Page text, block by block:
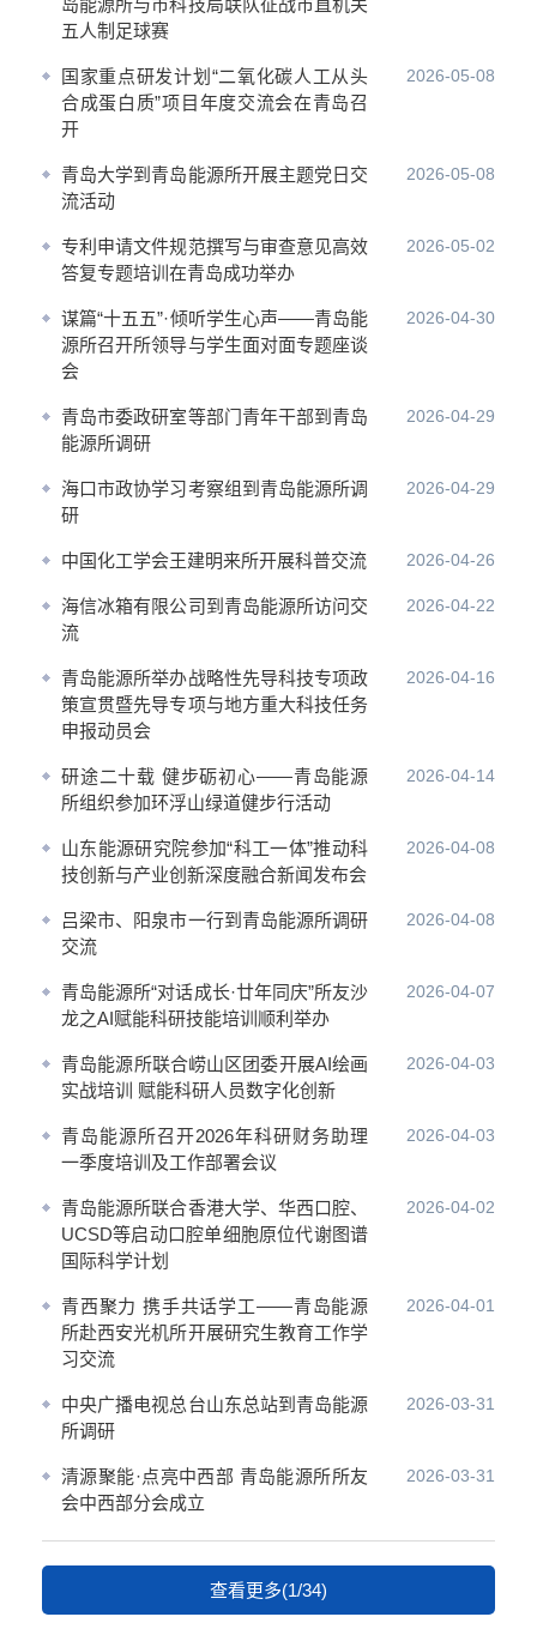
岛能源所与市科技局联队征战市直机关
五人制足球赛
国家重点研发计划“二氧化碳人工从头
合成蛋白质”项目年度交流会在青岛召
开
2026-05-08
青岛大学到青岛能源所开展主题党日交
流活动
2026-05-08
专利申请文件规范撰写与审查意见高效
答复专题培训在青岛成功举办
2026-05-02
谋篇“十五五”·倾听学生心声——青岛能
源所召开所领导与学生面对面专题座谈
会
2026-04-30
青岛市委政研室等部门青年干部到青岛
能源所调研
2026-04-29
海口市政协学习考察组到青岛能源所调
研
2026-04-29
中国化工学会王建明来所开展科普交流 2026-04-26
海信冰箱有限公司到青岛能源所访问交
流
2026-04-22
青岛能源所举办战略性先导科技专项政
策宣贯暨先导专项与地方重大科技任务
申报动员会
2026-04-16
研途二十载 健步砺初心——青岛能源
所组织参加环浮山绿道健步行活动
2026-04-14
山东能源研究院参加“科工一体”推动科
技创新与产业创新深度融合新闻发布会
2026-04-08
吕梁市、阳泉市一行到青岛能源所调研
交流
2026-04-08
青岛能源所“对话成长·廿年同庆”所友沙
龙之AI赋能科研技能培训顺利举办
2026-04-07
青岛能源所联合崂山区团委开展AI绘画
实战培训 赋能科研人员数字化创新
2026-04-03
青岛能源所召开2026年科研财务助理
一季度培训及工作部署会议
2026-04-03
青岛能源所联合香港大学、华西口腔、
UCSD等启动口腔单细胞原位代谢图谱
国际科学计划
2026-04-02
青西聚力 携手共话学工——青岛能源
所赴西安光机所开展研究生教育工作学
习交流
2026-04-01
中央广播电视总台山东总站到青岛能源
所调研
2026-03-31
清源聚能·点亮中西部 青岛能源所所友
会中西部分会成立
2026-03-31
查看更多(1/34)